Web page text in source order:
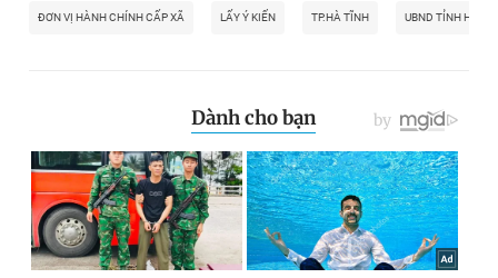
ĐƠN VỊ HÀNH CHÍNH CẤP XÃ LẤY Ý KIẾN TP.HÀ TĨNH UBND TỈNH HÀ